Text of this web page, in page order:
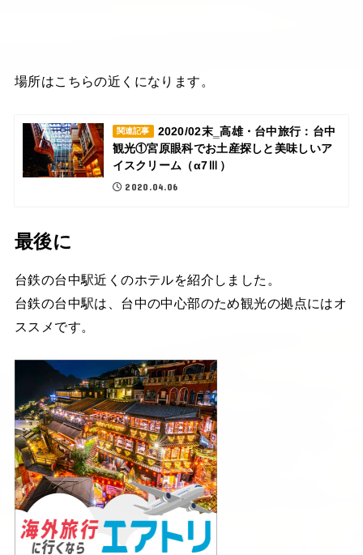
場所はこちらの近くになります。
関連記事
2020/02末‗高雄・台中旅行：台中
観光①宮原眼科でお土産探しと美味しいア
イスクリーム（α7Ⅲ）
2020.04.06
最後に
台鉄の台中駅近くのホテルを紹介しました。
台鉄の台中駅は、台中の中心部のため観光の拠点にはオ
ススメです。